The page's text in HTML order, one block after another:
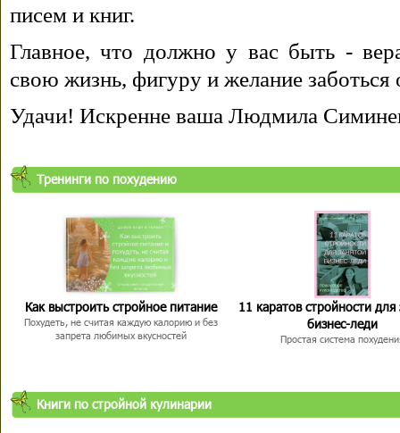
писем и книг.
Главное, что должно у вас быть -
свою жизнь, фигуру и желание заботься
Удачи! Искренне ваша Людмила
Тренинги по похудению
Как выстроить стройное питание
Похудеть, не считая каждую калорию и без
запрета любимых вкусностей
11 каратов стройности для
бизнес-леди
Простая система
Книги по стройной кулинарии